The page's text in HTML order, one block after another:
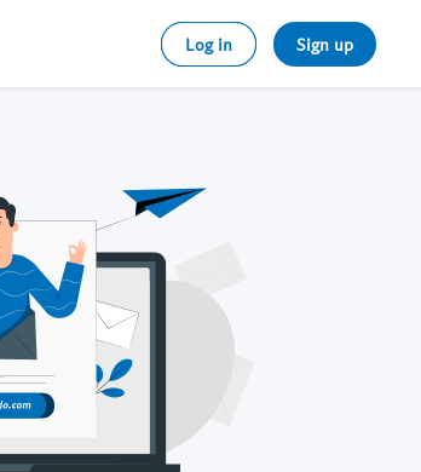
Log in Sign up